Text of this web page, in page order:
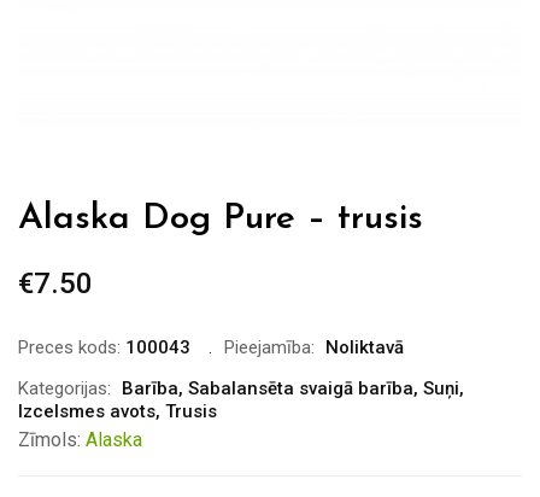
Alaska Dog Pure – trusis
€7.50
Preces kods: 100043 Pieejamība:
Noliktavā
Kategorijas:
Barība, Sabalansēta svaigā barība, Suņi,
Izcelsmes avots, Trusis
Zīmols: Alaska